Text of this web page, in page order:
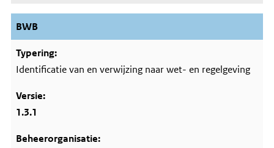
BWB
Identificatie van en verwijzing naar wet- en regelgeving
1.3.1